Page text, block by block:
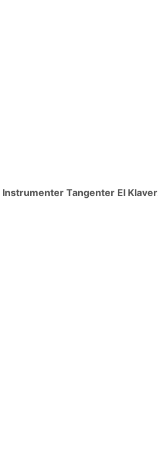
Instrumenter Tangenter El Klaver